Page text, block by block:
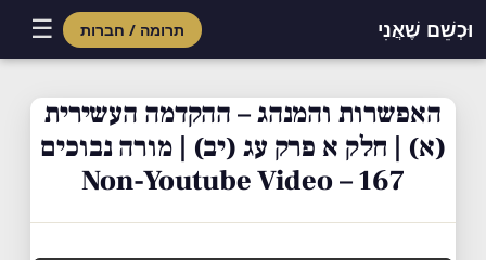
וּכְשֵׁם שֶׁאֲנִי תרומה / חברות ☰
contentהאפשרות והמנהג – ההקדמה העשירית
(א) | חלק א פרק עג (יב) | מורה נבוכים
167 – Non-Youtube Video